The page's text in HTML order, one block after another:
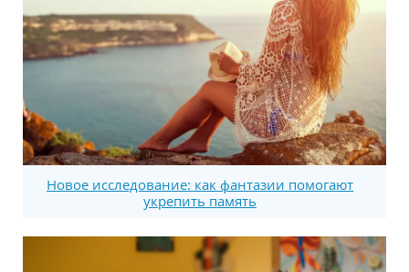
Новое исследование: как фантазии помогают
укрепить память